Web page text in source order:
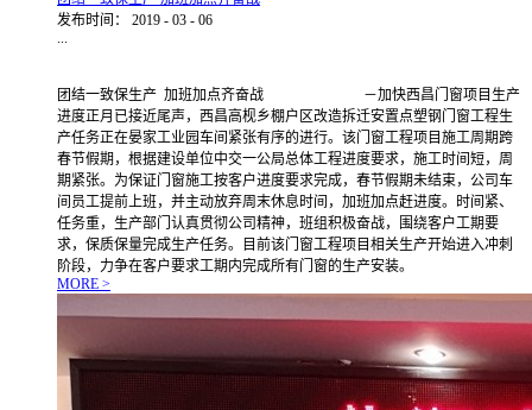
发布时间：
2019 - 03 - 06
...
团结一致保生产 加班加点齐奋战 －加快西昌门窗项目生产
进度正月已接近尾声，西昌高枧乡棚户区改造拆迁安置点塑钢门窗工程生
产任务正在晏家工业园车间紧张有序的进行。该门窗工程项目施工周期跨
春节假期，根据建设单位中交一公局总体工程进度要求，施工时间短，周
期紧张。为保证门窗施工按客户进度要求完成，春节假期未结束，公司车
间员工提前上班，并主动放弃周末休息时间，加班加点赶进度。时间紧、
任务重，生产部门认真贯彻公司精神，班组积极奋战，围绕客户工期要
求，保质保量完成生产任务。目前该门窗工程项目相关生产开始进入冲刺
阶段，力争在客户要求工期内完成所有门窗的生产安装。
MORE >